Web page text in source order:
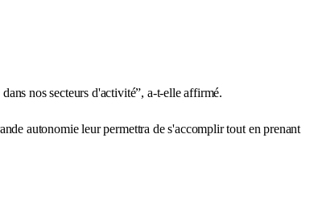
nos secteurs d'activité”, a-t-elle affirmé.
autonomie leur permettra de s'accomplir tout en prenant